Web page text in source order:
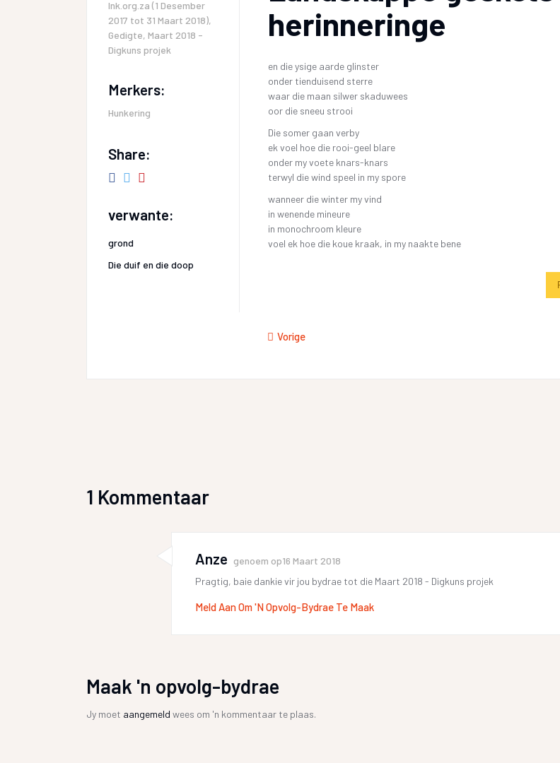
10 NOVEMBER 2018 – 3DE GALA
Ink.org.za (1 Desember
2017 tot 31 Maart 2018),
Gedigte, Maart 2018 -
Digkuns projek
Merkers:
Hunkering
Share:
verwante:
grond
Die duif en die doop
herinneringe
en die ysige aarde glinster
onder tienduisend sterre
waar die maan silwer skaduwees
oor die sneeu strooi
Die somer gaan verby
ek voel hoe die rooi-geel blare
onder my voete knars-knars
terwyl die wind speel in my spore
wanneer die winter my vind
in wenende mineure
in monochroom kleure
voel ek hoe die koue kraak, in my naakte bene
Vorige
1 Kommentaar
Anze genoem op16 Maart 2018
Pragtig, baie dankie vir jou bydrae tot die Maart 2018 - Digkuns projek
Meld Aan Om 'n Opvolg-Bydrae Te Maak
Maak 'n opvolg-bydrae
Jy moet aangemeld wees om 'n kommentaar te plaas.